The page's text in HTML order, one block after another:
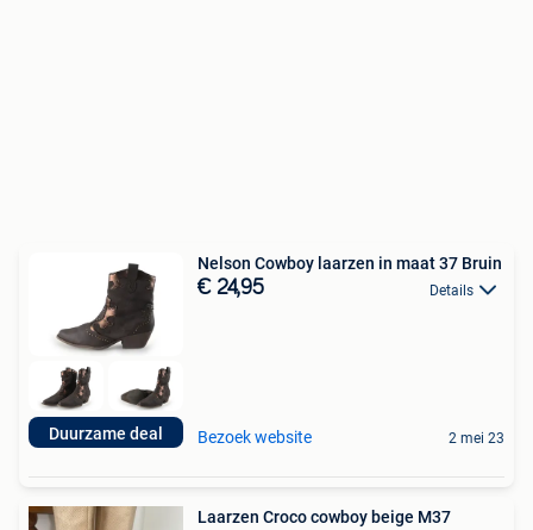
Duurzame deal
Nelson Cowboy laarzen in maat 37 Bruin
€ 24,95 Details
Bezoek website 2 mei 23
Laarzen Croco cowboy beige M37